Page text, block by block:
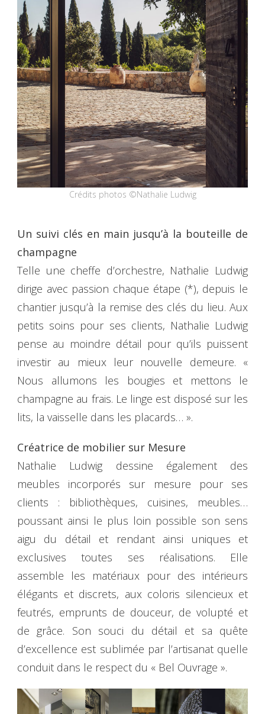
Crédits photos ©Nathalie Ludwig
Un suivi clés en main jusqu’à la bouteille de
champagne
Telle une cheffe d’orchestre, Nathalie Ludwig
dirige avec passion chaque étape (*), depuis le
chantier jusqu’à la remise des clés du lieu. Aux
petits soins pour ses clients, Nathalie Ludwig
pense au moindre détail pour qu’ils puissent
investir au mieux leur nouvelle demeure. «
Nous allumons les bougies et mettons le
champagne au frais. Le linge est disposé sur les
lits, la vaisselle dans les placards… ».
Créatrice de mobilier sur Mesure
Nathalie Ludwig dessine également des
meubles incorporés sur mesure pour ses
clients : bibliothèques, cuisines, meubles…
poussant ainsi le plus loin possible son sens
aigu du détail et rendant ainsi uniques et
exclusives toutes ses réalisations. Elle
assemble les matériaux pour des intérieurs
élégants et discrets, aux coloris silencieux et
feutrés, emprunts de douceur, de volupté et
de grâce. Son souci du détail et sa quête
d’excellence est sublimée par l’artisanat quelle
conduit dans le respect du « Bel Ouvrage ».